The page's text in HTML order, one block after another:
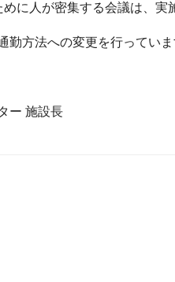
に人が密集する会議は、実
勤方法への変更を行っていま
ー 施設長